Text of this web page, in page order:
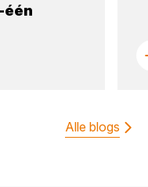
één
Alle blogs